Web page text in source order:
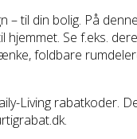
til din bolig. På
Se f.eks.
foldbare
Living rabatkoder.